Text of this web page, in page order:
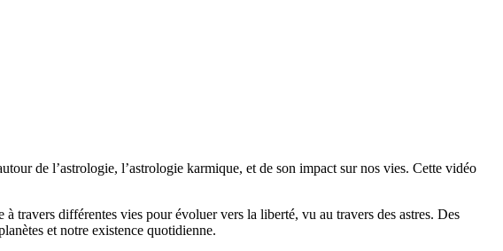
de l’astrologie, l’astrologie karmique, et de son impact sur nos vies. Cette vidéo
travers différentes vies pour évoluer vers la liberté, vu au travers des astres. Des
et notre existence quotidienne.